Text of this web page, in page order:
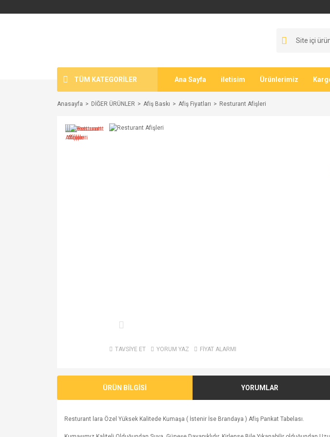
TÜM KATEGORİLER Ana Sayfa iletisim Ürünlerimiz
Anasayfa DİĞER ÜRÜNLER Afiş Baskı Afiş Fiyatları Resturant Afişleri
TAVSİYE ET YORUM YAZ FİYAT ALARMI
ÜRÜN BİLGİSİ YORUMLAR
Resturant lara Özel Yüksek Kalitede Kumaşa ( İstenir İse Brandaya ) Afiş Pankat Tabelası.